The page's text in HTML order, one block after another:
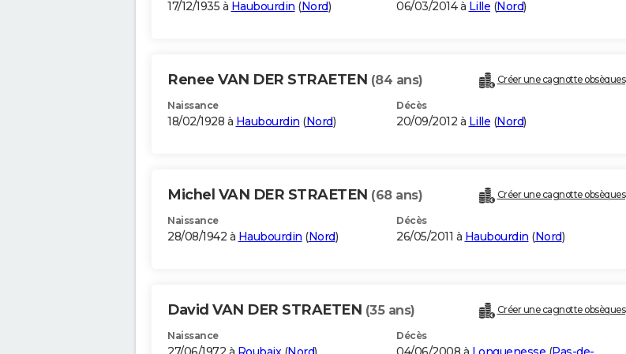
17/12/1935 à Haubourdin (Nord) 06/03/2014 à Lille (Nord)
Renee VAN DER STRAETEN (84 ans) Créer une cagnotte obsèques
Naissance
18/02/1928 à Haubourdin (Nord)
Décès
20/09/2012 à Lille (Nord)
Michel VAN DER STRAETEN (68 ans) Créer une cagnotte obsèques
Naissance
28/08/1942 à Haubourdin (Nord)
Décès
26/05/2011 à Haubourdin (Nord)
David VAN DER STRAETEN (35 ans) Créer une cagnotte obsèques
Naissance Décès